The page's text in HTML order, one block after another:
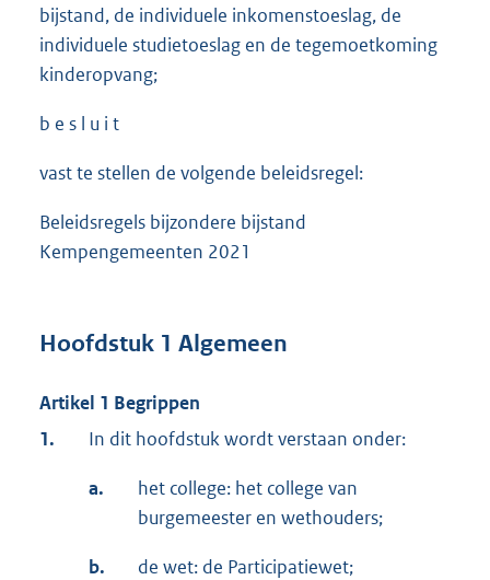
bijstand, de individuele inkomenstoeslag, de
individuele studietoeslag en de tegemoetkoming
kinderopvang;
b e s l u i t
vast te stellen de volgende beleidsregel:
Beleidsregels bijzondere bijstand
Kempengemeenten 2021
Hoofdstuk 1 Algemeen
Artikel 1 Begrippen
1.
In dit hoofdstuk wordt verstaan onder:
a.
het college: het college van
burgemeester en wethouders;
b. de wet: de Participatiewet;